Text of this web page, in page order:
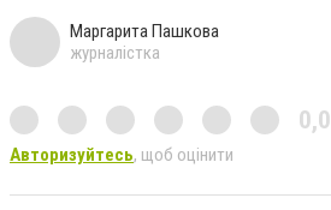
Маргарита Пашкова
журналістка
0,0
Авторизуйтесь, щоб оцінити